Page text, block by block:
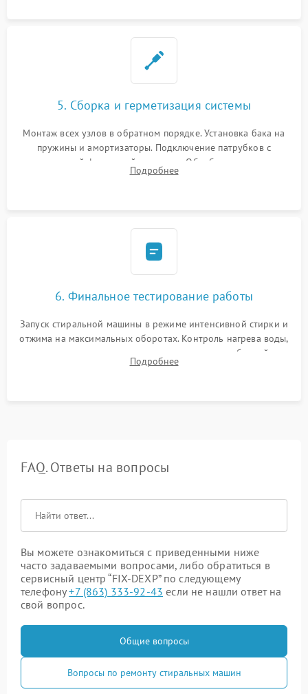
5. Сборка и герметизация системы
Монтаж всех узлов в обратном порядке. Установка бака на
пружины и амортизаторы. Подключение патрубков с
надежной фиксацией хомутами. Обработка стыков
герметиком для предотвращения возможных протечек воды.
Подробнее
6. Финальное тестирование работы
Запуск стиральной машины в режиме интенсивной стирки и
отжима на максимальных оборотах. Контроль нагрева воды,
корректности слива, отсутствия излишних вибраций,
посторонних стуков и протечек под корпусом.
Подробнее
FAQ. Ответы на вопросы
Вы можете ознакомиться с приведенными ниже
часто задаваемыми вопросами, либо обратиться в
сервисный центр “FIX-DEXP” по следующему
телефону+7 (863) 333-92-43 если не нашли ответ на
свой вопрос.
Общие вопросы
Вопросы по ремонту стиральных машин